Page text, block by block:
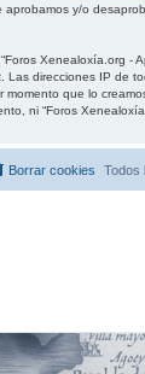
y/o
Xenealoxía.org -
Las direcciones IP de
que lo
ni “Foros
Todos
Borrar cookies